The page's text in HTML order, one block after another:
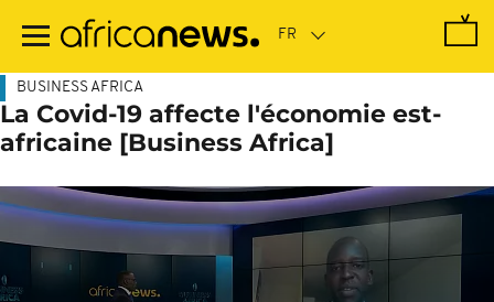
contenu
BUSINESS AFRICA
La Covid-19 affecte l'économie est-
africaine [Business Africa]